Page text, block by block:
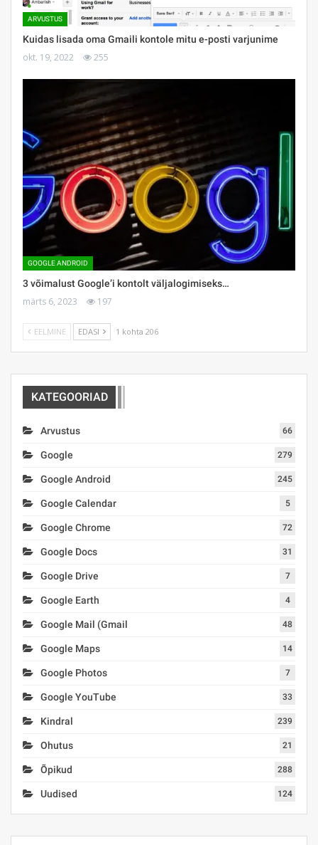
ARVUSTUS
Kuidas lisada oma Gmaili kontole mitu e-posti varjunime
okt. 19, 2022 255
GOOGLE ANDROID
3 võimalust Google’i kontolt väljalogimiseks…
märts 6, 2023 197
EELMINE EDASI 1 kohta 206
KATEGOORIAD
Arvustus 66
Google 279
Google Android 245
Google Calendar 5
Google Chrome 72
Google Docs 31
Google Drive 7
Google Earth 4
Google Mail (Gmail 48
Google Maps 14
Google Photos 7
Google YouTube 33
Kindral 239
Ohutus 21
Õpikud 288
Uudised 124